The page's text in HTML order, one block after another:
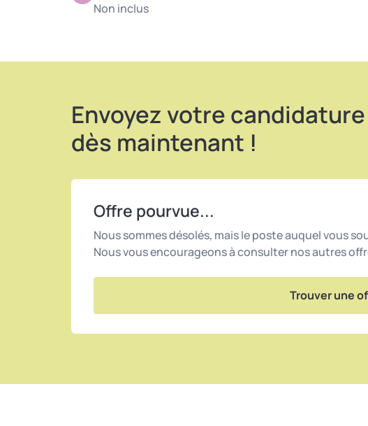
Non inclus
Envoyez votre candidature
dès maintenant !
Offre pourvue...
Nous sommes désolés, mais le poste auquel vous
Nous vous encourageons à consulter nos autres
Trouver une